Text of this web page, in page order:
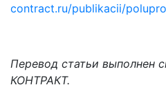
contract.ru/publikacii/
Перевод статьи выполнен
КОНТРАКТ.